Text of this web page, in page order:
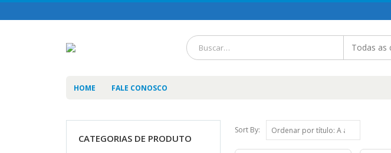
HOME FALE CONOSCO
Sort By:
CATEGORIAS DE PRODUTO